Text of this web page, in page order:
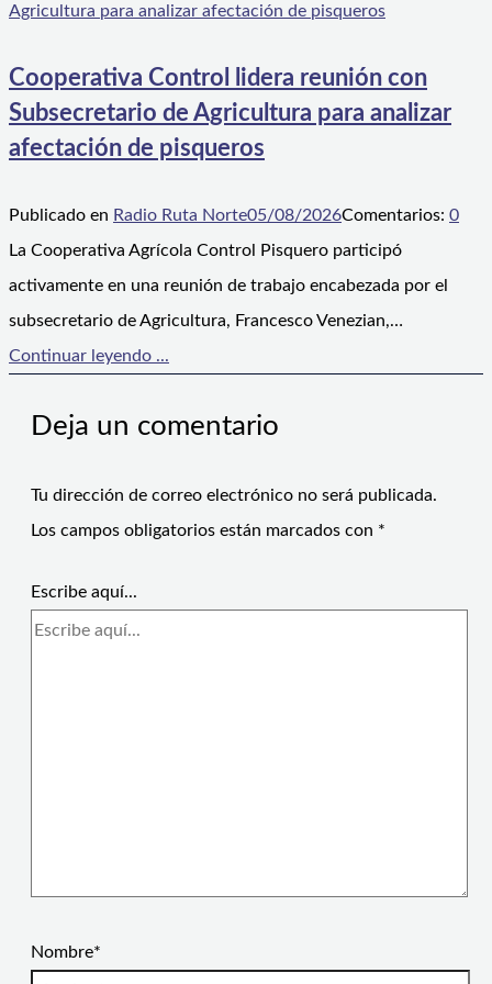
Cooperativa Control lidera reunión con
Subsecretario de Agricultura para analizar
afectación de pisqueros
Publicado en Radio Ruta Norte05/08/2026Comentarios: 0
La Cooperativa Agrícola Control Pisquero participó
activamente en una reunión de trabajo encabezada por el
subsecretario de Agricultura, Francesco Venezian,…
Continuar leyendo ...
Deja un comentario
Tu dirección de correo electrónico no será publicada.
Los campos obligatorios están marcados con *
Escribe aquí...
Nombre*